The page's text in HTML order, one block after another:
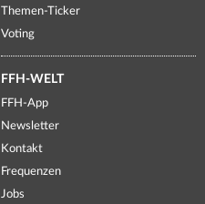
Themen-Ticker
Voting
FFH-WELT
FFH-App
Newsletter
Kontakt
Frequenzen
Jobs